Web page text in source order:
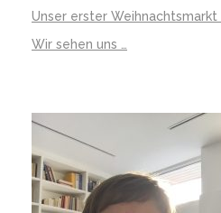
Unser erster Weihnachtsmarkt …
Wir sehen uns …